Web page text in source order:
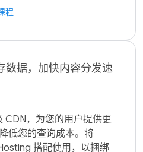
程
数据，加快内容分发速
CDN，为您的用户提供更
低您的查询成本。将
搭配使用，以捆绑